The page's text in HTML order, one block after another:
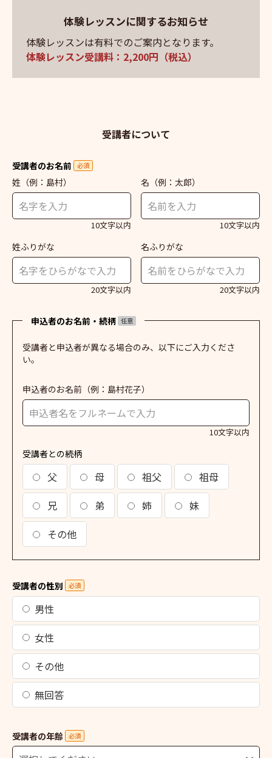
体験レッスンに関するお知らせ
体験レッスンは有料でのご案内となります。
体験レッスン受講料：2,200円（税込）
受講者について
受講者のお名前 必須
姓 （例：島村）
10文字以内
名 （例：太郎）
10文字以内
姓ふりがな
20文字以内
名ふりがな
20文字以内
申込者のお名前・続柄 任意
受講者と申込者が異なる場合のみ、以下にご入力くださ
い。
申込者のお名前 （例：島村花子）
10文字以内
受講者との続柄
父 母 祖父
祖母
兄
弟 姉
妹
その他
受講者の性別 必須
男性
女性
その他
無回答
受講者の年齢 必須